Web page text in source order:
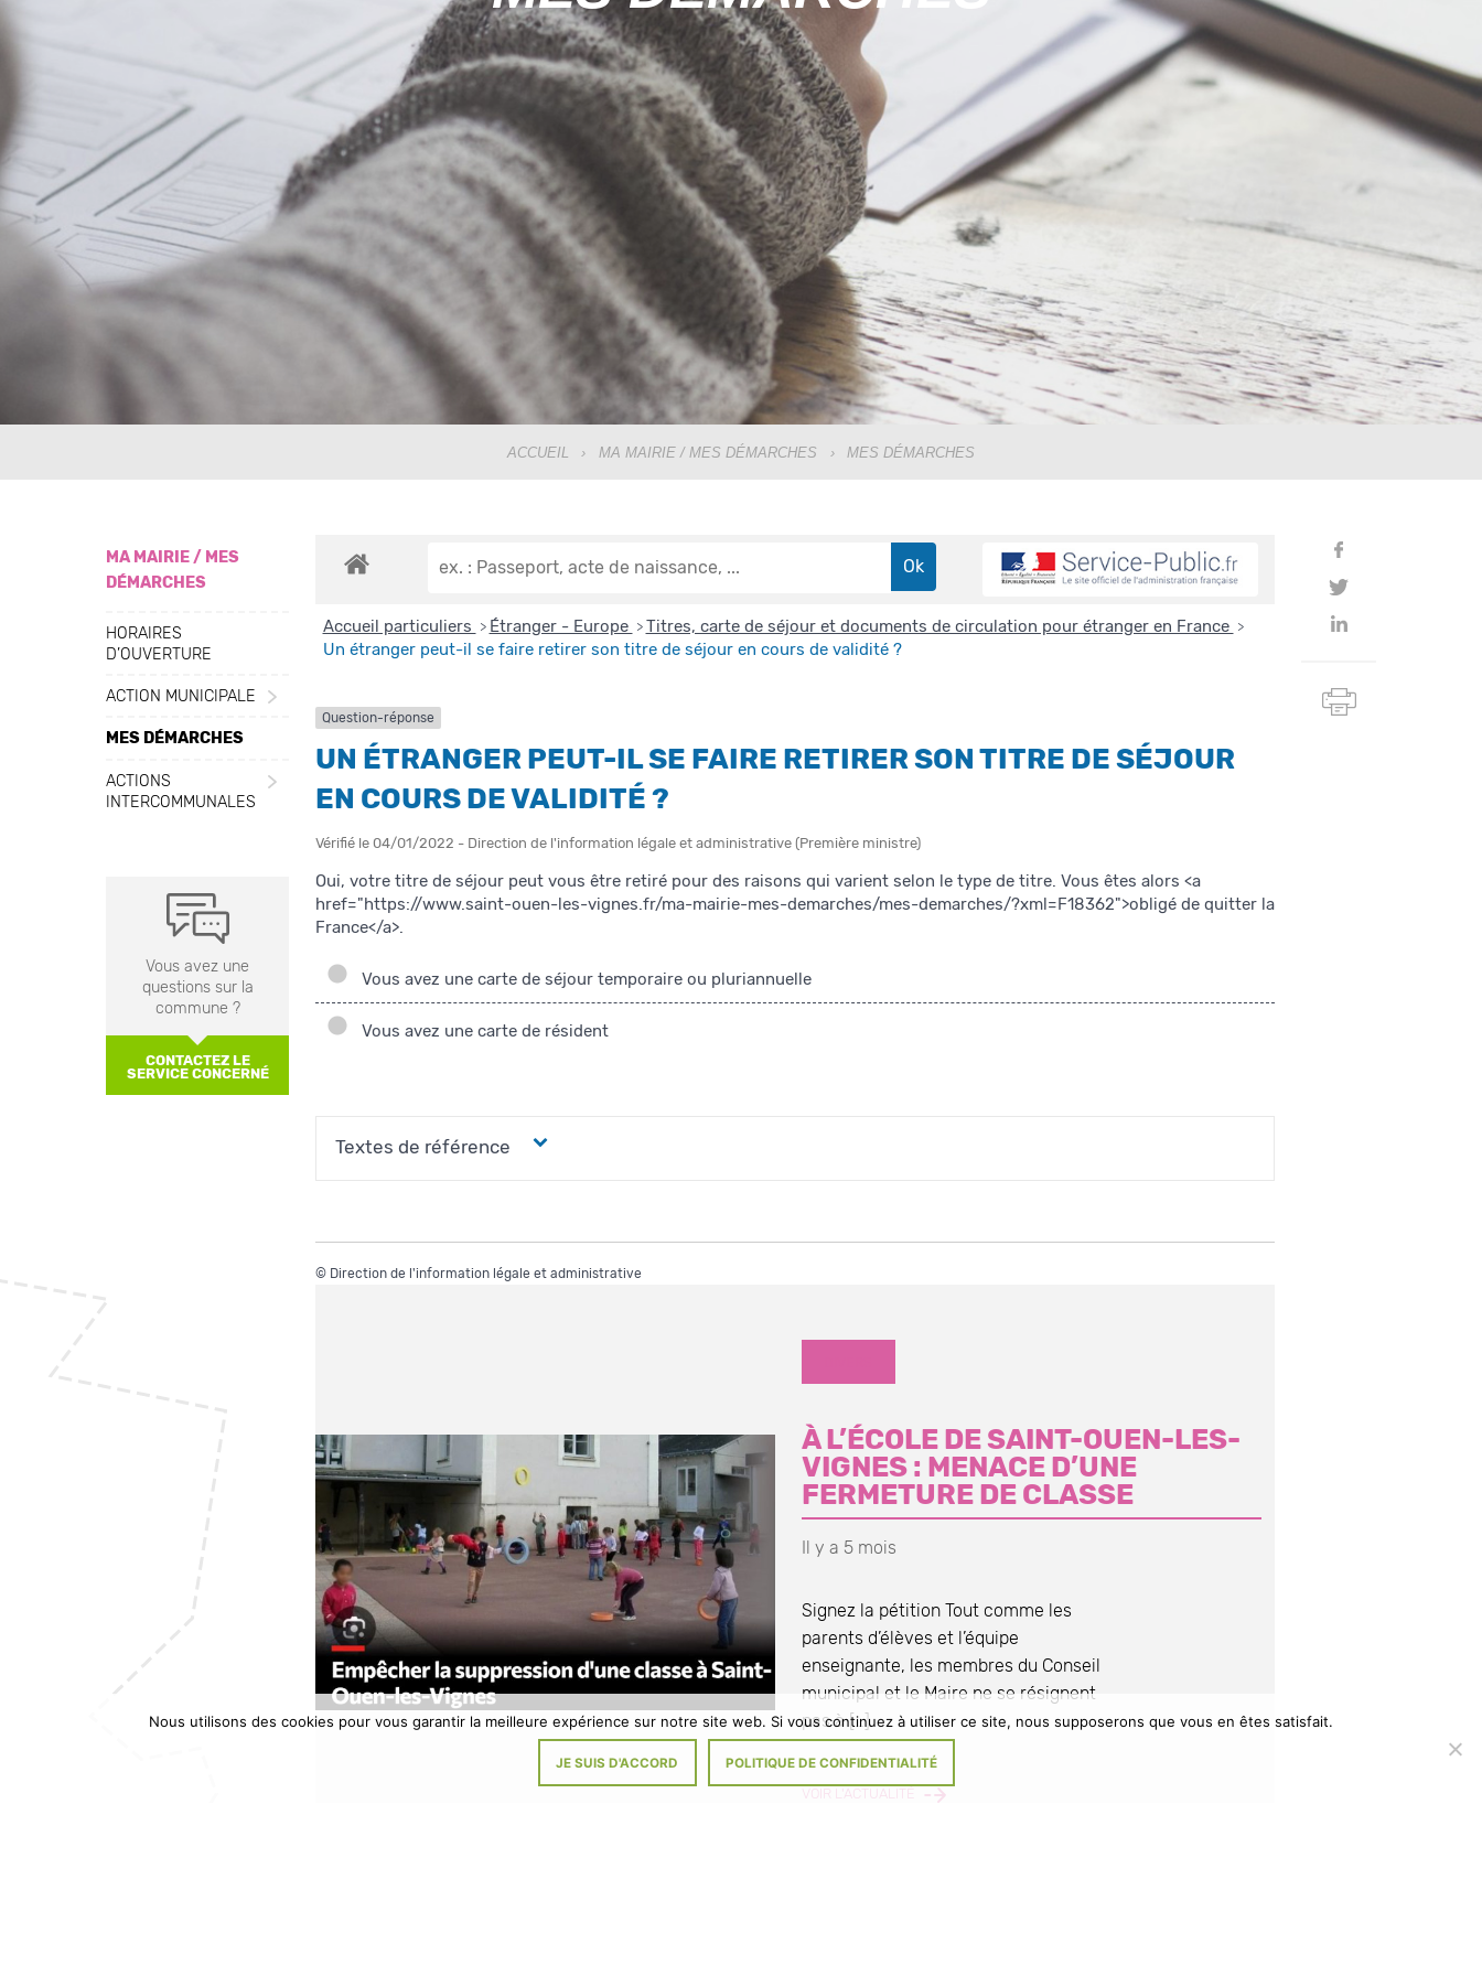
ACCUEIL › MA MAIRIE / MES DÉMARCHES › MES DÉMARCHES
MA MAIRIE / MES
DÉMARCHES
HORAIRES
D’OUVERTURE
ACTION MUNICIPALE
MES DÉMARCHES
ACTIONS
INTERCOMMUNALES
Vous avez une
questions sur la
commune ?
CONTACTEZ LE
SERVICE CONCERNÉ
Accueil particuliers > Étranger - Europe > Titres, carte de séjour et documents de circulation pour étranger en France >
Un étranger peut-il se faire retirer son titre de séjour en cours de validité ?
Question-réponse
UN ÉTRANGER PEUT-IL SE FAIRE RETIRER SON TITRE DE SÉJOUR
EN COURS DE VALIDITÉ ?
Vérifié le 04/01/2022 - Direction de l'information légale et administrative (Première ministre)
Oui, votre titre de séjour peut vous être retiré pour des raisons qui varient selon le type de titre. Vous êtes alors <a
href="https://www.saint-ouen-les-vignes.fr/ma-mairie-mes-demarches/mes-demarches/?xml=F18362">obligé de quitter la
France</a>.
Vous avez une carte de séjour temporaire ou pluriannuelle
Vous avez une carte de résident
Textes de référence
© Direction de l'information légale et administrative
À L’ÉCOLE DE SAINT-OUEN-LES-
VIGNES : MENACE D’UNE
FERMETURE DE CLASSE
Il y a 5 mois
Signez la pétition Tout comme les
parents d’élèves et l’équipe
enseignante, les membres du Conseil
municipal et le Maire ne se résignent
pas à […]
ÀVOIR L'ACTUALITÉ
Partager
Facebook
Partager
Twitter
Partager
Imprimer
cette
Nous utilisons des cookies pour vous garantir la meilleure expérience sur notre site web. Si vous continuez à utiliser ce site, nous supposerons que vous en êtes satisfait.
JE SUIS D'ACCORD POLITIQUE DE CONFIDENTIALITÉ